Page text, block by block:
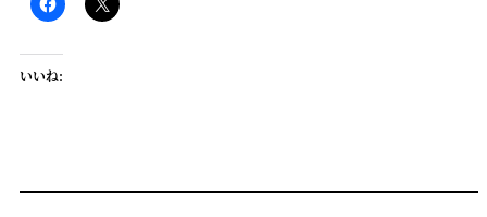
いいね: